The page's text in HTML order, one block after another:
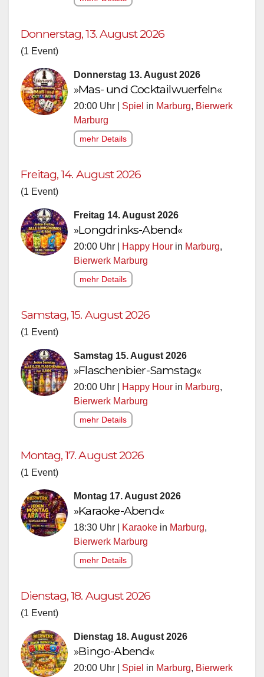
Donnerstag, 13. August 2026
(1 Event)
Donnerstag 13. August 2026
»Mas- und Cocktailwuerfeln«
20:00 Uhr | Spiel in Marburg, Bierwerk
Marburg
mehr Details
Freitag, 14. August 2026
(1 Event)
Freitag 14. August 2026
»Longdrinks-Abend«
20:00 Uhr | Happy Hour in Marburg,
Bierwerk Marburg
mehr Details
Samstag, 15. August 2026
(1 Event)
Samstag 15. August 2026
»Flaschenbier-Samstag«
20:00 Uhr | Happy Hour in Marburg,
Bierwerk Marburg
mehr Details
Montag, 17. August 2026
(1 Event)
Montag 17. August 2026
»Karaoke-Abend«
18:30 Uhr | Karaoke in Marburg,
Bierwerk Marburg
mehr Details
Dienstag, 18. August 2026
(1 Event)
Dienstag 18. August 2026
»Bingo-Abend«
20:00 Uhr | Spiel in Marburg, Bierwerk